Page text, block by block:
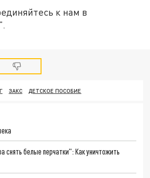
к нам в
".
ЗАКС ДЕТСКОЕ ПОСОБИЕ
снять белые перчатки": Как уничтожить